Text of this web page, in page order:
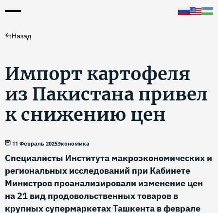
Назад
Импорт картофеля
из Пакистана привел
к снижению цен
11 Февраль 2025Экономика
Специалисты Института макроэкономических и
региональных исследований при Кабинете
Министров проанализировали изменение цен
на 21 вид продовольственных товаров в
крупных супермаркетах Ташкента в феврале